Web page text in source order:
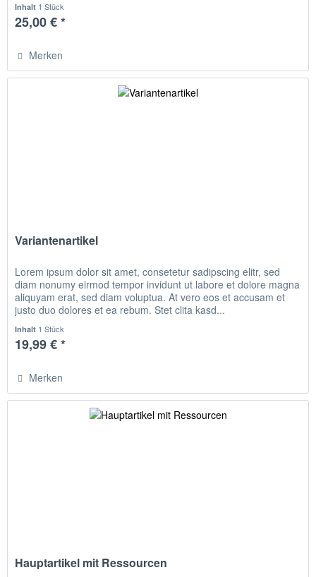
Inhalt 1 Stück
25,00 € *
Merken
Variantenartikel
Lorem ipsum dolor sit amet, consetetur sadipscing elitr, sed
diam nonumy eirmod tempor invidunt ut labore et dolore magna
aliquyam erat, sed diam voluptua. At vero eos et accusam et
justo duo dolores et ea rebum. Stet clita kasd...
Inhalt 1 Stück
19,99 € *
Merken
Hauptartikel mit Ressourcen